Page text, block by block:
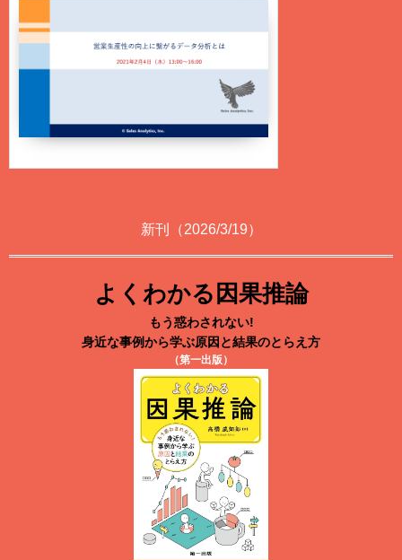
新刊（2026/3/19）
よくわかる因果推論
もう惑わされない!
身近な事例から学ぶ原因と結果のとらえ方
（第一出版）